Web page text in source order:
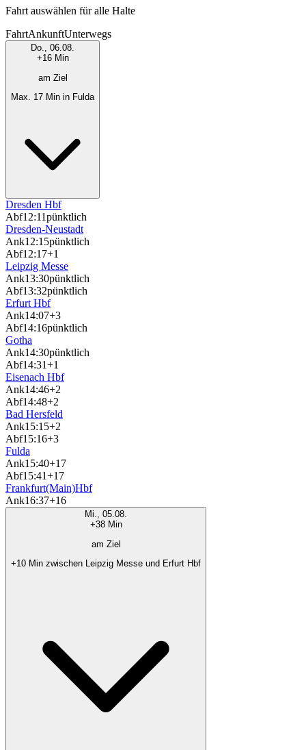
Fahrt auswählen für alle Halte
FahrtAnkunftUnterwegs
Do., 06.08.
+16 Min
am Ziel
Max. 17 Min in Fulda
Dresden Hbf
Abf12:11pünktlich
Dresden-Neustadt
Ank12:15pünktlich
Abf12:17+1
Leipzig Messe
Ank13:30pünktlich
Abf13:32pünktlich
Erfurt Hbf
Ank14:07+3
Abf14:16pünktlich
Gotha
Ank14:30pünktlich
Abf14:31+1
Eisenach Hbf
Ank14:46+2
Abf14:48+2
Bad Hersfeld
Ank15:15+2
Abf15:16+3
Fulda
Ank15:40+17
Abf15:41+17
Frankfurt(Main)Hbf
Ank16:37+16
Mi., 05.08.
+38 Min
am Ziel
+10 Min zwischen Leipzig Messe und Erfurt Hbf